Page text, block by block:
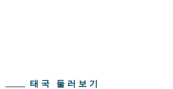
태국 둘러보기